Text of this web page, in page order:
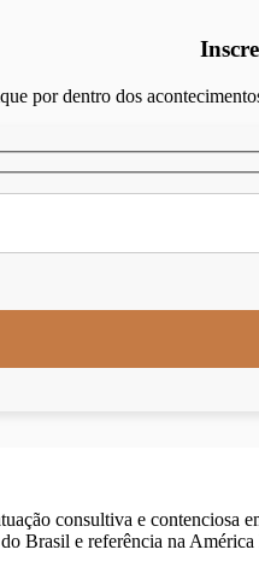
por dentro dos
consultiva e contenciosa
Brasil e referência na